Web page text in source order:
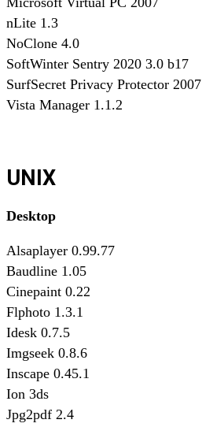
nLite 1.3
NoClone 4.0
SoftWinter Sentry 2020 3.0 b17
SurfSecret Privacy Protector 2007
Vista Manager 1.1.2
UNIX
Desktop
Alsaplayer 0.99.77
Baudline 1.05
Cinepaint 0.22
Flphoto 1.3.1
Idesk 0.7.5
Imgseek 0.8.6
Inscape 0.45.1
Ion 3ds
Jpg2pdf 2.4